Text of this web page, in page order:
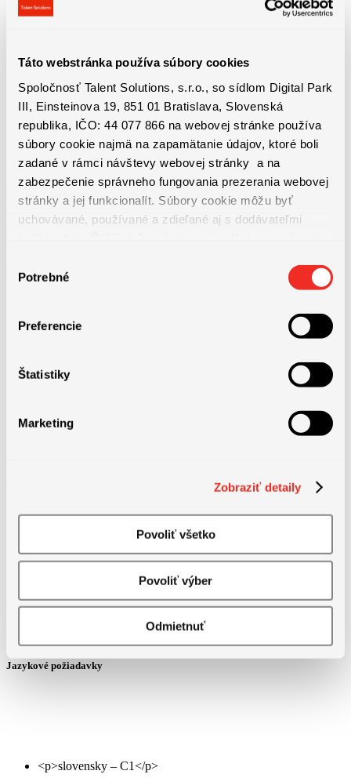
Táto webstránka používa súbory cookies
Spoločnosť Talent Solutions, s.r.o., so sídlom Digital Park
III, Einsteinova 19, 851 01 Bratislava, Slovenská
republika, IČO: 44 077 866 na webovej stránke používa
súbory cookie najmä na zapamätanie údajov, ktoré boli
zadané v rámci návštevy webovej stránky a na
zabezpečenie správneho fungovania prezerania webovej
stránky a jej funkcionalít. Súbory cookie môžu byť
uchovávané, používané a zdieľané aj s dodávateľmi
osobných údajov
súhlasu
Potrebné
Preferencie
Štatistiky
Marketing
Zobraziť detaily
Povoliť všetko
Povoliť výber
Odmietnuť
• 15% z priemernej mesačnej mzdy ako odmeny k vášmu platu
• Nadštandardné príplatky
• Rizikové príplatky
• Dochádzkový bonus
• Príplatky za poobedné, nočné, víkendové a sviatočné zmeny
• Zabezpečenie potravinárskeho preukazu
Jazykové požiadavky